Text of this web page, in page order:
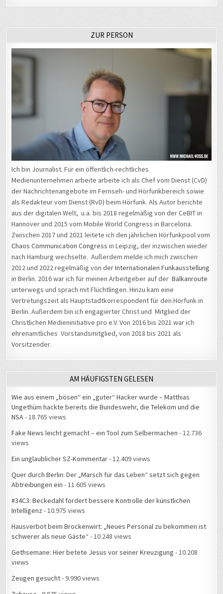
ZUR PERSON
Ich bin Journalist. Für ein öffentlich-rechtliches
Medienunternehmen arbeite arbeite ich als Chef vom Dienst (CvD)
der Nachrichtenangebote im Fernseh- und Hörfunkbereich sowie
als Redakteur vom Dienst (RvD) beim Hörfunk. Als Autor berichte
aus der digitalen Welt, u.a. bis 2018 regelmäßig von der CeBIT in
Hannover und 2015 vom Mobile World Congress in Barcelona.
Zwischen 2017 und 2021 leitete ich den jährlichen Hörfunkpool vom
Chaos Communication Congress in Leipzig, der inzwischen wieder
nach Hamburg wechselte. Außerdem melde ich mich zwischen
2012 und 2022 regelmäßig von derInternationalen Funkausstellung
in Berlin. 2016 war ich für meinen Arbeitgeber auf derBalkanroute
unterwegs und sprach mit Flüchtlingen. Hinzu kam eine
Vertretungszeit als Hauptstadtkorrespondent für den Hörfunk in
Berlin. Außerdem bin ich engagierter Christ und Mitglied der
Christlichen Medieninitiative pro e.V. Von 2016 bis 2021 war ich
ehrenamtliches Vorstandsmitglied, von 2018 bis 2021 als
Vorsitzender.
AM HÄUFIGSTEN GELESEN
Wie aus einem „bösen“ ein „guter“ Hacker wurde – Matthias
Ungethüm hackte bereits die Bundeswehr, die Telekom und die
NSA- 18.765 views
Fake News leicht gemacht – ein Tool zum Selbermachen - 12.736
views
Ein unglaublicher SZ-Kommentar- 12.409 views
Quer durch Berlin: Der „Marsch für das Leben“ setzt sich gegen
Abtreibungen ein - 11.605 views
#34C3: Beckedahl fordert bessere Kontrolle der künstlichen
Intelligenz - 10.975 views
Hausverbot beim Brockenwirt: „Neues Personal zu bekommen ist
schwerer als neue Gäste“ - 10.248 views
Gethsemane: Hier betete Jesus vor seiner Kreuzigung - 10.208
views
Zeugen gesucht- 9.990 views